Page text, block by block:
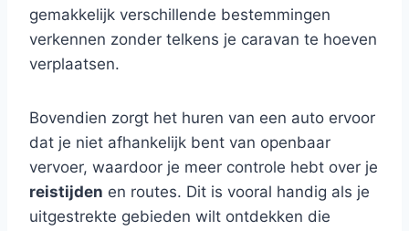
gemakkelijk verschillende bestemmingen
verkennen zonder telkens je caravan te hoeven
verplaatsen.
Bovendien zorgt het huren van een auto ervoor
dat je niet afhankelijk bent van openbaar
vervoer, waardoor je meer controle hebt over je
reistijden en routes. Dit is vooral handig als je
uitgestrekte gebieden wilt ontdekken die